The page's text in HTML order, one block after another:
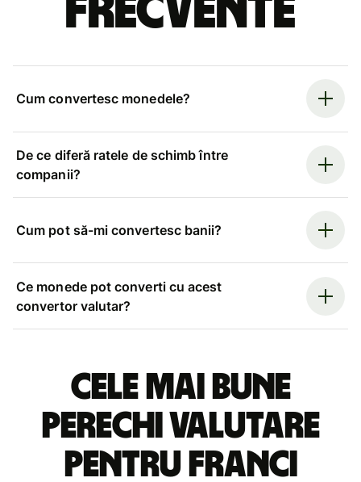
frecvente
Cum convertesc monedele?
De ce diferă ratele de schimb între
companii?
Cum pot să-mi convertesc banii?
Ce monede pot converti cu acest
convertor valutar?
Cele mai bune
perechi valutare
pentru franci